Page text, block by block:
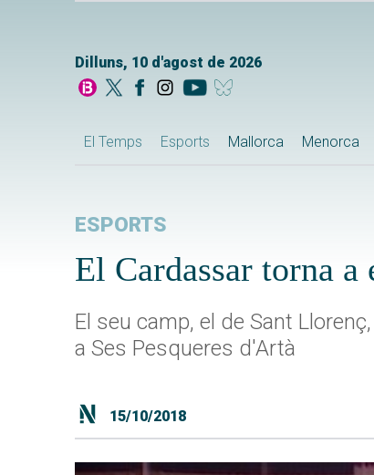
Dilluns, 10 d'agost de 2026
El Temps Esports Mallorca Menorca
ESPORTS
El Cardassar torna a
El seu camp, el de Sant
a Ses Pesqueres d'Artà
15/10/2018